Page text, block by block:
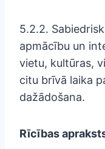
5.2.2.
apmācību un
vietu, kultūras,
citu brīvā laika
dažādošana.
Rīcības